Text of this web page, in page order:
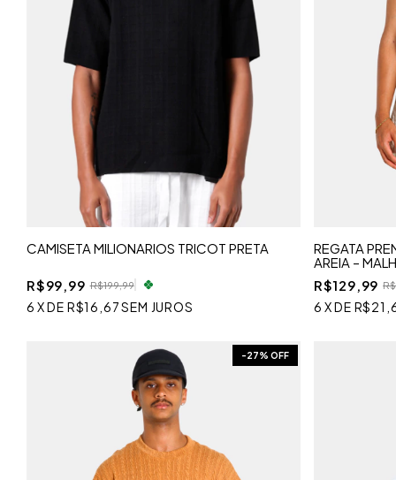
CAMISETA MILIONARIOS TRICOT PRETA
R$99,99 R$199,99
6 XDE R$16,67SEM JUROS
REGATA
AREIA –
R$129,99
6 XDE
-27% OFF